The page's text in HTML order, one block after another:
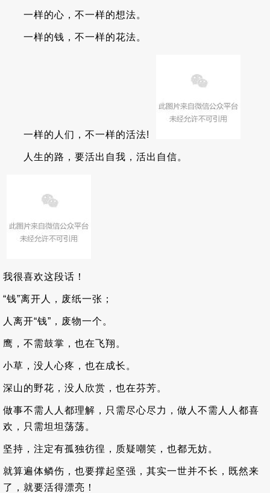
一样的心，不一样的想法。
一样的钱，不一样的花法。
一样的人们，不一样的活法!
人生的路，要活出自我，活出自信。
我很喜欢这段话！
“钱”离开人，废纸一张；
人离开“钱”，废物一个。
鹰，不需鼓掌，也在飞翔。
小草，没人心疼，也在成长。
深山的野花，没人欣赏，也在芬芳。
做事不需人人都理解，只需尽心尽力，做人不需人人都喜
欢，只需坦坦荡荡。
坚持，注定有孤独彷徨，质疑嘲笑，也都无妨。
就算遍体鳞伤，也要撑起坚强，其实一世并不长，既然来
了，就要活得漂亮！